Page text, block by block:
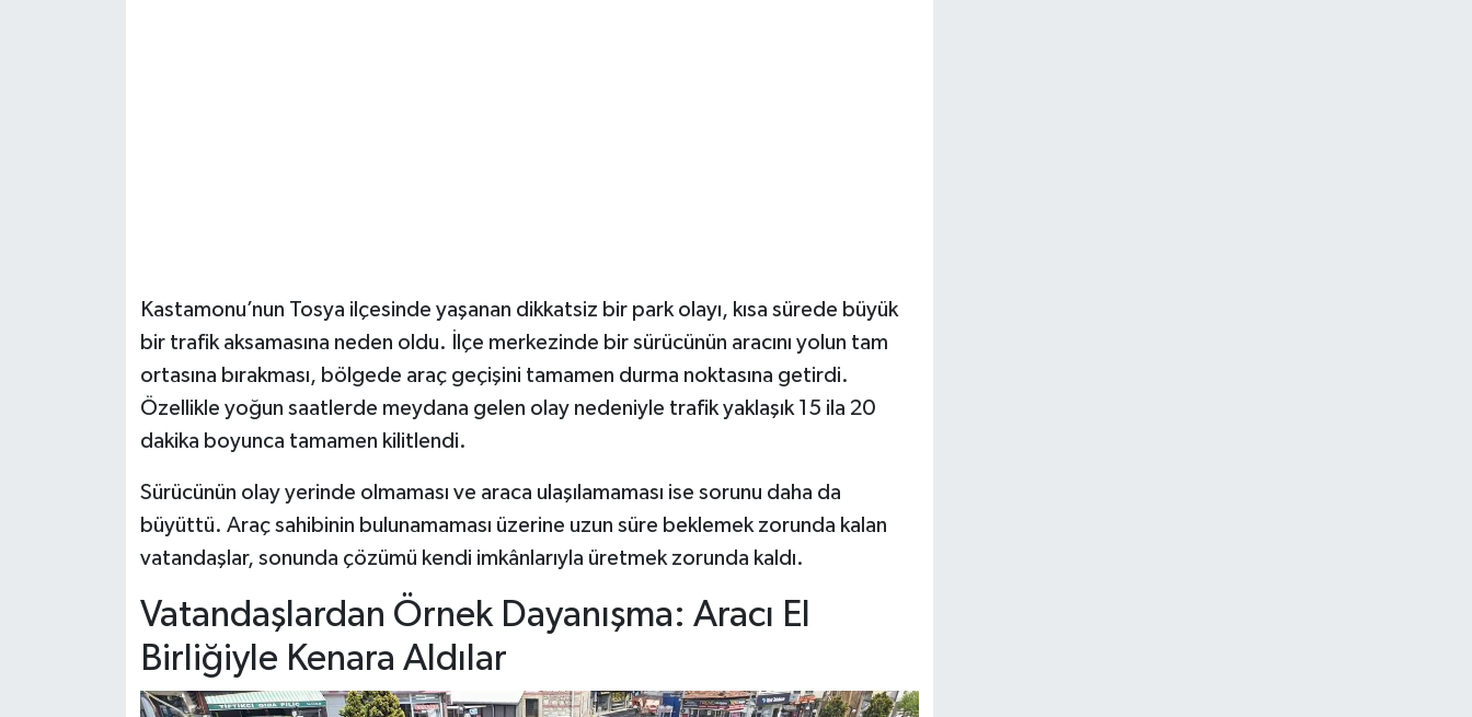
Kastamonu’nun Tosya ilçesinde yaşanan dikkatsiz bir park olayı, kısa sürede büyük
bir trafik aksamasına neden oldu. İlçe merkezinde bir sürücünün aracını yolun tam
ortasına bırakması, bölgede araç geçişini tamamen durma noktasına getirdi.
Özellikle yoğun saatlerde meydana gelen olay nedeniyle trafik yaklaşık 15 ila 20
dakika boyunca tamamen kilitlendi.
Sürücünün olay yerinde olmaması ve araca ulaşılamaması ise sorunu daha da
büyüttü. Araç sahibinin bulunamaması üzerine uzun süre beklemek zorunda kalan
vatandaşlar, sonunda çözümü kendi imkânlarıyla üretmek zorunda kaldı.
Vatandaşlardan Örnek Dayanışma: Aracı El
Birliğiyle Kenara Aldılar
Ulusal Haberler
Teknoloji Haberleri
Siyaset Haberleri
Dünya Haberleri
Yerel Haberler
Haber Arşivi